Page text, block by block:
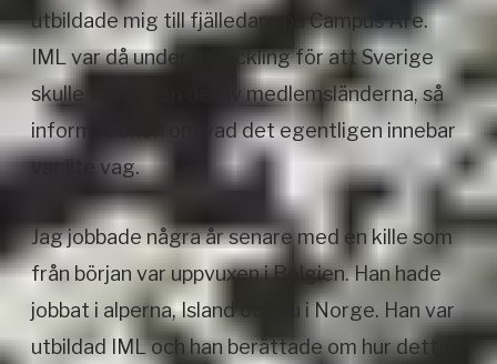
utbildade mig till fjälledare på Campus Åre.
IML var då under utveckling för att Sverige
skulle få vara en del av medlemsländerna, så
informationen om vad det egentligen innebar
var lite vag.
Jag jobbade några år senare med en kille som
från början var uppvuxen i Belgien. Han hade
jobbat i alperna, Island och nu i Norge. Han var
utbildad IML och han berättade om hur detta